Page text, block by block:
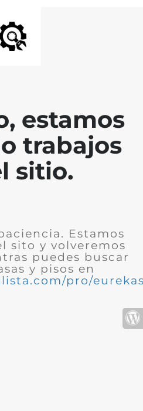
estamos
trabajos
sitio.
Estamos
sito y volveremos
puedes buscar
y pisos en
pro/